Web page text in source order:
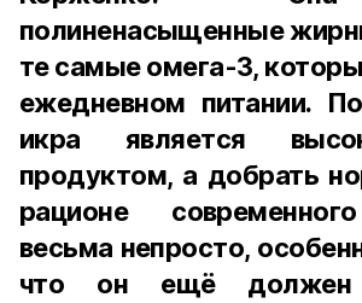
полиненасыщенные
те самые омега-3,
ежедневном питании.
икра является
продуктом, а добрать
рационе
весьма непросто,
что он ещё должен